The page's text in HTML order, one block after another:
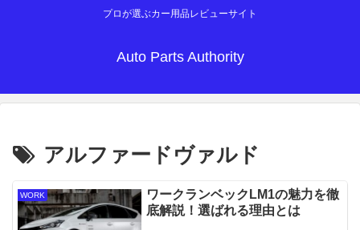
プロが選ぶカー用品レビューサイト
Auto Parts Authority
アルファードヴァルド
WORK
ワークランベックLM1の魅力を徹
底解説！選ばれる理由とは